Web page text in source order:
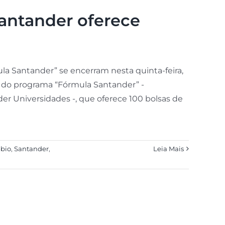
oferece
Santander” se encerram nesta quinta-feira,
programa “Fórmula Santander” -
Universidades -, que oferece 100 bolsas de
, Santander, Leia Mais